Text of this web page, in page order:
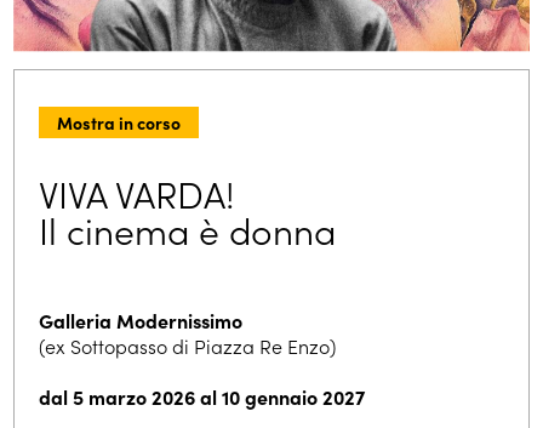
Mostra in corso
VIVA VARDA!
Il cinema è donna
Galleria Modernissimo
(ex Sottopasso di Piazza Re Enzo)
dal 5 marzo 2026 al 10 gennaio 2027